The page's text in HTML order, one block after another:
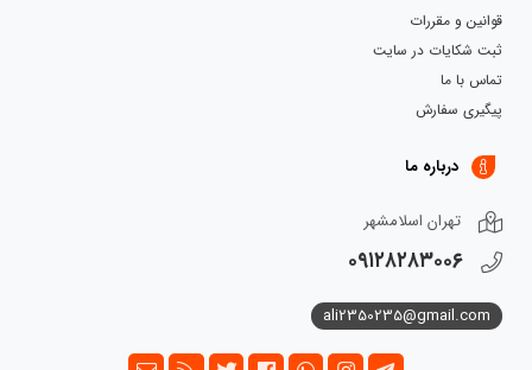
قوانین و مقررات
ثبت شکایات در سایت
تماس با ما
پیگیری سفارش
درباره ما
تهران اسلامشهر
۰۹۱۲۸۲۸۳۰۰۶
ali2350235@gmail.com